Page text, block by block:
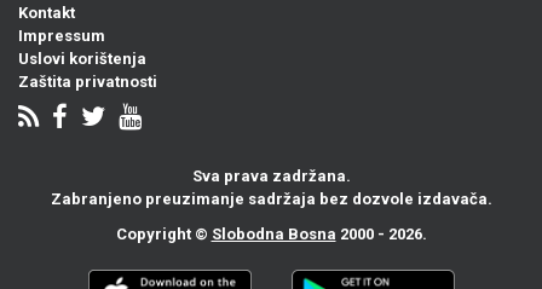
Kontakt
Impressum
Uslovi korištenja
Zaštita privatnosti
Sva prava zadržana.
Zabranjeno preuzimanje sadržaja bez dozvole izdavača.
Copyright © Slobodna Bosna 2000 - 2026.